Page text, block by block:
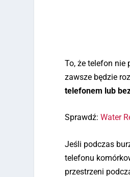
To, że telefon nie
zawsze będzie
telefonem lub
Sprawdź:Water
Jeśli podczas
telefonu
przestrzeni